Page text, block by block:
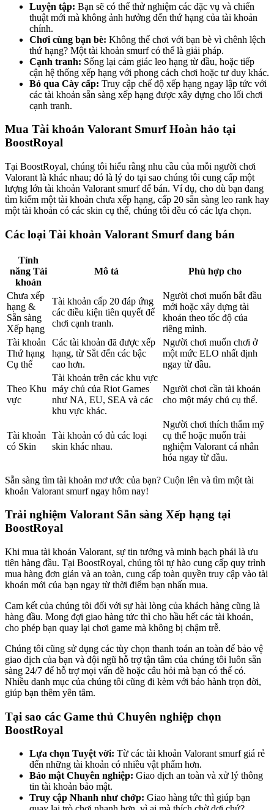
Luyện tập: Bạn sẽ có thể thử nghiệm các đặc vụ và chiến
thuật mới mà không ảnh hưởng đến thứ hạng của tài khoản
chính.
Chơi cùng bạn bè: Không thể chơi với bạn bè vì chênh lệch
thứ hạng? Một tài khoản smurf có thể là giải pháp.
Cạnh tranh: Sống lại cảm giác leo hạng từ đầu, hoặc tiếp
cận hệ thống xếp hạng với phong cách chơi hoặc tư duy khác.
Bỏ qua Cày cấp: Truy cập chế độ xếp hạng ngay lập tức với
các tài khoản sẵn sàng xếp hạng được xây dựng cho lối chơi
cạnh tranh.
Mua Tài khoản Valorant Smurf Hoàn hảo tại
BoostRoyal
Tại BoostRoyal, chúng tôi hiểu rằng nhu cầu của mỗi người chơi
Valorant là khác nhau; đó là lý do tại sao chúng tôi cung cấp một
lượng lớn tài khoản Valorant smurf để bán. Ví dụ, cho dù bạn đang
tìm kiếm một tài khoản chưa xếp hạng, cấp 20 sẵn sàng leo rank hay
một tài khoản có các skin cụ thể, chúng tôi đều có các lựa chọn.
Các loại Tài khoản Valorant Smurf đang bán
Tính
năng Tài
khoản
Mô tả Phù hợp cho
Chưa xếp
hạng &
Sẵn sàng
Xếp hạng
Tài khoản cấp 20 đáp ứng
các điều kiện tiên quyết để
chơi cạnh tranh.
Người chơi muốn bắt đầu
mới hoặc xây dựng tài
khoản theo tốc độ của
riêng mình.
Tài khoản
Thứ hạng
Cụ thể
Các tài khoản đã được xếp
hạng, từ Sắt đến các bậc
cao hơn.
Người chơi muốn chơi ở
một mức ELO nhất định
ngay từ đầu.
Theo Khu
vực
Tài khoản trên các khu vực
máy chủ của Riot Games
như NA, EU, SEA và các
khu vực khác.
Người chơi cần tài khoản
cho một máy chủ cụ thể.
Tài khoản
có Skin
Tài khoản có đủ các loại
skin khác nhau.
Người chơi thích thẩm mỹ
cụ thể hoặc muốn trải
nghiệm Valorant cá nhân
hóa ngay từ đầu.
Sẵn sàng tìm tài khoản mơ ước của bạn? Cuộn lên và tìm một tài
khoản Valorant smurf ngay hôm nay!
Trải nghiệm Valorant Sẵn sàng Xếp hạng tại
BoostRoyal
Khi mua tài khoản Valorant, sự tin tưởng và minh bạch phải là ưu
tiên hàng đầu. Tại BoostRoyal, chúng tôi tự hào cung cấp quy trình
mua hàng đơn giản và an toàn, cung cấp toàn quyền truy cập vào tài
khoản mới của bạn ngay từ thời điểm bạn nhấn mua.
Cam kết của chúng tôi đối với sự hài lòng của khách hàng cũng là
hàng đầu. Mong đợi giao hàng tức thì cho hầu hết các tài khoản,
cho phép bạn quay lại chơi game mà không bị chậm trễ.
Chúng tôi cũng sử dụng các tùy chọn thanh toán an toàn để bảo vệ
giao dịch của bạn và đội ngũ hỗ trợ tận tâm của chúng tôi luôn sẵn
sàng 24/7 để hỗ trợ mọi vấn đề hoặc câu hỏi mà bạn có thể có.
Nhiều danh mục của chúng tôi cũng đi kèm với bảo hành trọn đời,
giúp bạn thêm yên tâm.
Tại sao các Game thủ Chuyên nghiệp chọn
BoostRoyal
Lựa chọn Tuyệt vời: Từ các tài khoản Valorant smurf giá rẻ
đến những tài khoản có nhiều vật phẩm hơn.
Bảo mật Chuyên nghiệp: Giao dịch an toàn và xử lý thông
tin tài khoản bảo mật.
Truy cập Nhanh như chớp: Giao hàng tức thì giúp bạn